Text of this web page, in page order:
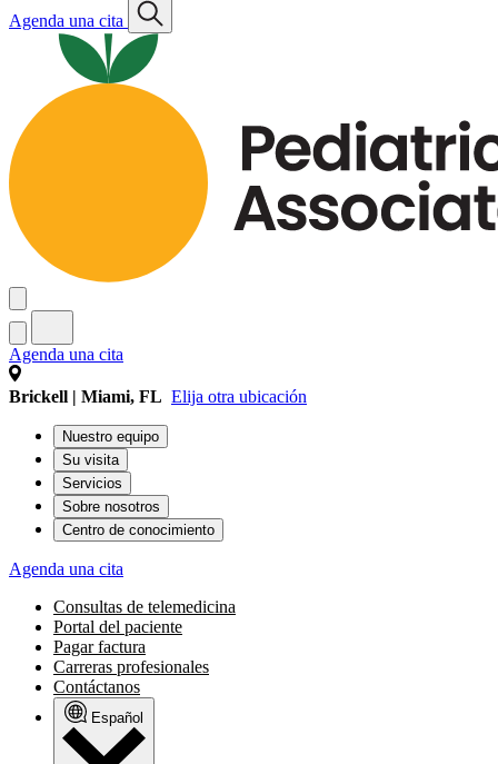
Agenda una cita
Agenda una cita
Brickell | Miami, FL Elija otra ubicación
Nuestro equipo
Su visita
Servicios
Sobre nosotros
Centro de conocimiento
Agenda una cita
Consultas de telemedicina
Portal del paciente
Pagar factura
Carreras profesionales
Contáctanos
Español